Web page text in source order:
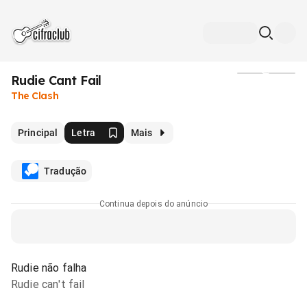
Rudie Cant Fail
The Clash
Principal Letra Mais
Tradução
Continua depois do anúncio
Rudie não falha
Rudie can't fail